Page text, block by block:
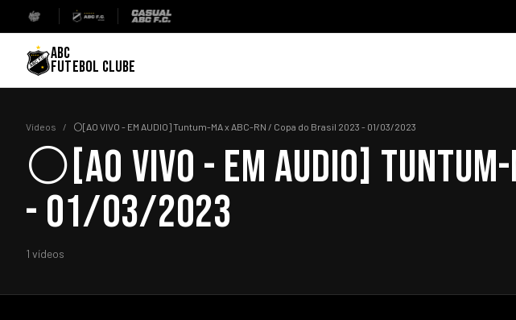
ABC
FUTEBOL CLUBE
Vídeos / ⚪[AO VIVO - EM AUDIO] Tuntum-MA x ABC-RN / Copa do Brasil 2023 - 01/03/2023
⚪[AO VIVO - EM AUDIO]
- 01/03/2023
1 vídeos